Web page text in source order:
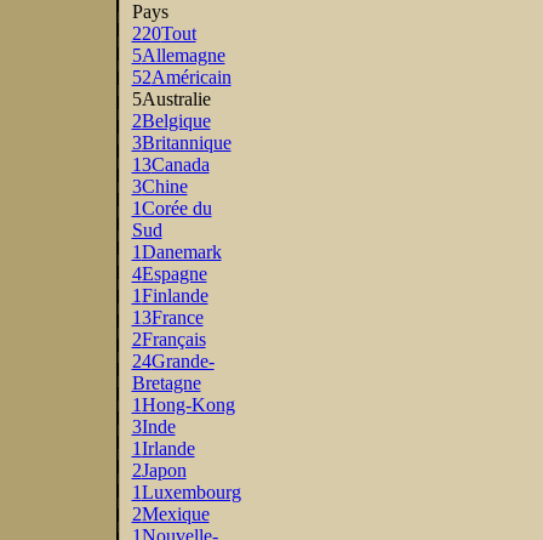
Pays
220Tout
5Allemagne
52Américain
5Australie
2Belgique
3Britannique
13Canada
3Chine
1Corée du
Sud
1Danemark
4Espagne
1Finlande
13France
2Français
24Grande-
Bretagne
1Hong-Kong
3Inde
1Irlande
2Japon
1Luxembourg
2Mexique